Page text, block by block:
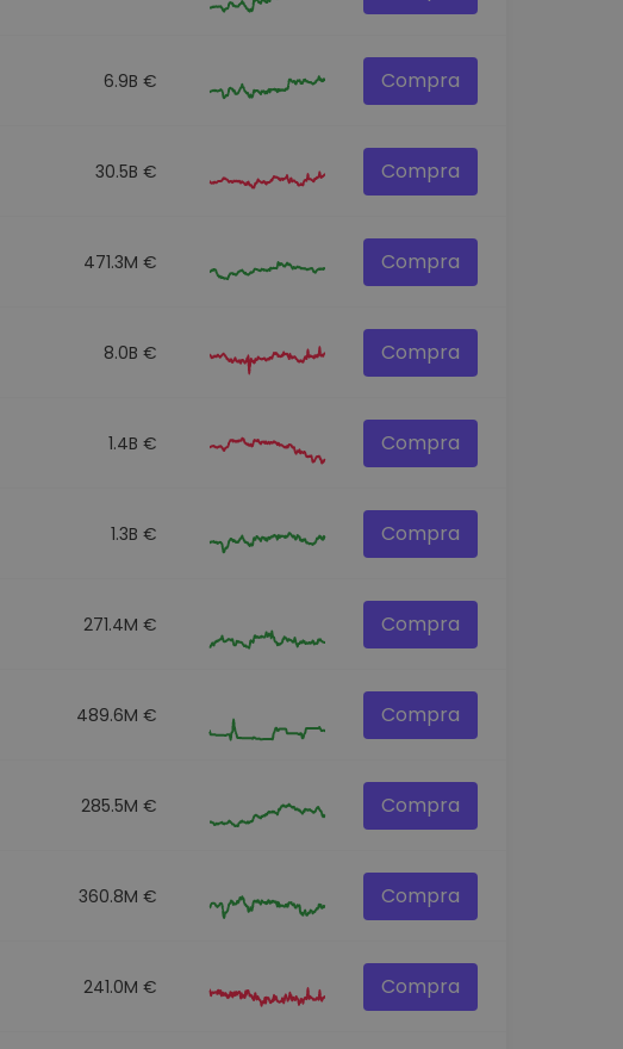
6.9B € Compra
30.5B € Compra
471.3M € Compra
8.0B € Compra
1.4B € Compra
1.3B € Compra
271.4M € Compra
489.6M € Compra
285.5M € Compra
360.8M € Compra
241.0M € Compra